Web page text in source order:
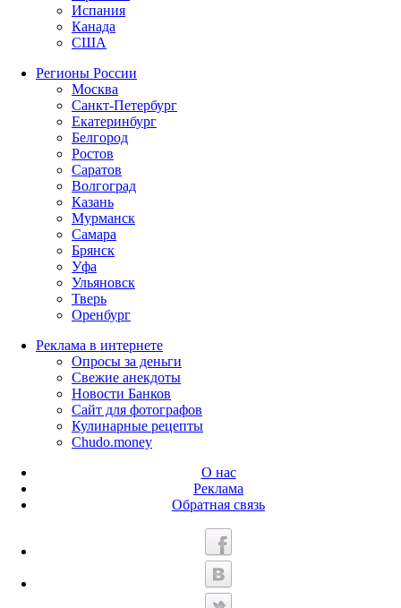
Испания
Канада
США
Регионы России
Москва
Санкт-Петербург
Екатеринбург
Белгород
Ростов
Саратов
Волгоград
Казань
Мурманск
Самара
Брянск
Уфа
Ульяновск
Тверь
Оренбург
Реклама в интернете
Опросы за деньги
Свежие анекдоты
Новости Банков
Сайт для фотографов
Кулинарные рецепты
Chudo.money
О нас
Реклама
Обратная связь